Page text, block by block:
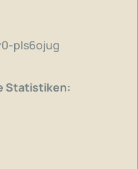
pls6ojug
Statistiken: